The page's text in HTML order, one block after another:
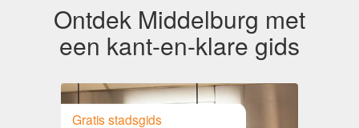
Ontdek Middelburg met
een kant-en-klare gids
Gratis stadsgids